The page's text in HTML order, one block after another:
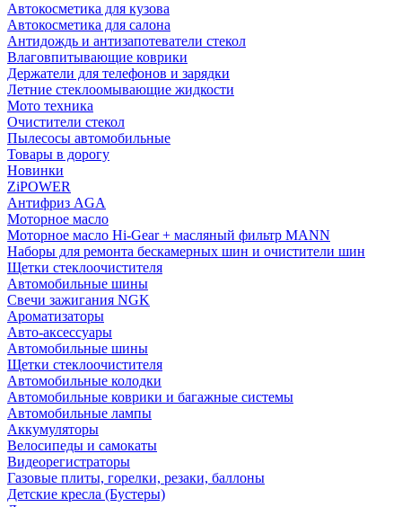
Автокосметика для кузова
Автокосметика для салона
Антидождь и антизапотеватели стекол
Влаговпитывающие коврики
Держатели для телефонов и зарядки
Летние стеклоомывающие жидкости
Мото техника
Очистители стекол
Пылесосы автомобильные
Товары в дорогу
Новинки
ZiPOWER
Антифриз AGA
Моторное масло
Моторное масло Hi-Gear + масляный фильтр MANN
Наборы для ремонта бескамерных шин и очистители шин
Щетки стеклоочистителя
Автомобильные шины
Свечи зажигания NGK
Ароматизаторы
Авто-аксессуары
Автомобильные шины
Щетки стеклоочистителя
Автомобильные колодки
Автомобильные коврики и багажные системы
Автомобильные лампы
Аккумуляторы
Велосипеды и самокаты
Видеорегистраторы
Газовые плиты, горелки, резаки, баллоны
Детские кресла (Бустеры)